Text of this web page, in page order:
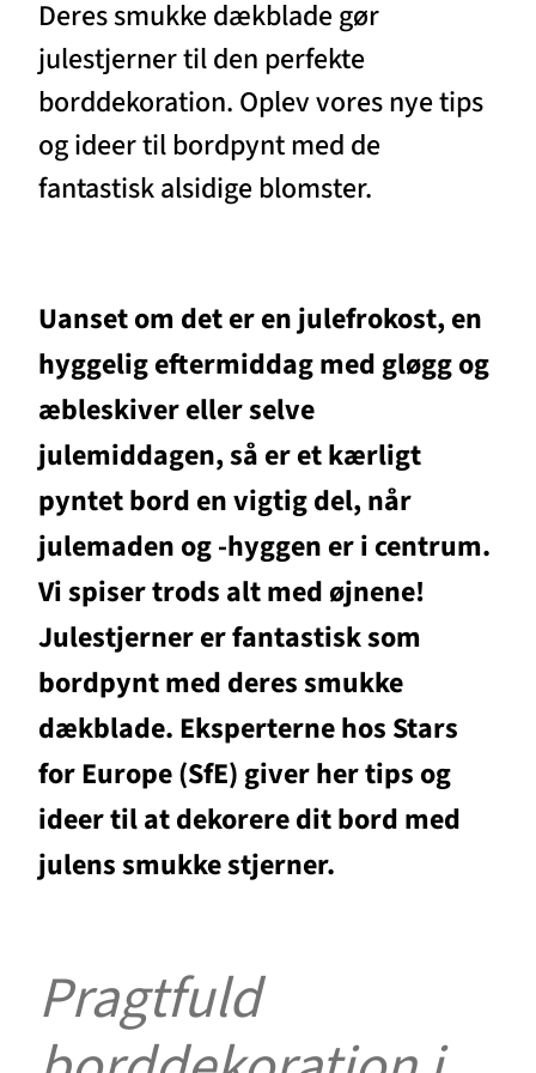
Deres smukke dækblade gør
julestjerner til den perfekte
borddekoration. Oplev vores nye tips
og ideer til bordpynt med de
fantastisk alsidige blomster.
Uanset om det er en julefrokost, en
hyggelig eftermiddag med gløgg og
æbleskiver eller selve
julemiddagen, så er et kærligt
pyntet bord en vigtig del, når
julemaden og -hyggen er i centrum.
Vi spiser trods alt med øjnene!
Julestjerner er fantastisk som
bordpynt med deres smukke
dækblade. Eksperterne hos Stars
for Europe (SfE) giver her tips og
ideer til at dekorere dit bord med
julens smukke stjerner.
Pragtfuld